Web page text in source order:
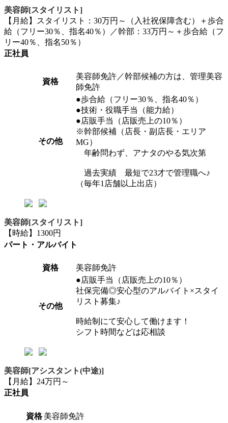
美容師[スタイリスト]
【月給】スタイリスト：30万円～（入社祝保障含む）＋歩合
給（フリー30％、指名40％）／幹部：33万円～＋歩合給（フ
リー40％、指名50％）
正社員
資格
美容師免許／幹部候補の方は、管理美容
師免許
その他
●歩合給（フリー30％、指名40％）
●技術・役職手当（能力給）
●店販手当（店販売上の10％）
※幹部候補（店長・副店長・エリア
MG）
年齢問わず、アナタのやる気次第
過去実績 最短で23才で管理職へ♪
（毎年1店舗以上出店）
美容師[スタイリスト]
【時給】1300円
パート・アルバイト
資格 美容師免許
その他
●店販手当（店販売上の10％）
社保完備◎安心型のアルバイト×スタイ
リスト募集♪
時給制にて安心して働けます！
シフト時間などは応相談
美容師[アシスタント(中途)]
【月給】24万円～
正社員
資格 美容師免許